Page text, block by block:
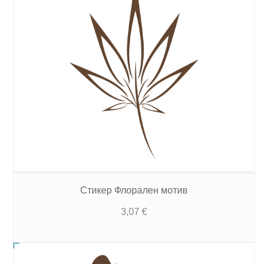
Стикер Флорален мотив
3,07 €